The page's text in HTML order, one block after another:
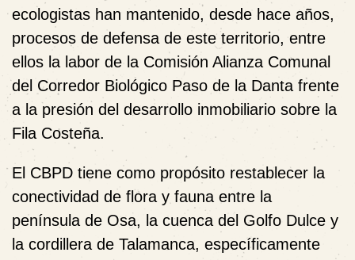
ecologistas han mantenido, desde hace años,
procesos de defensa de este territorio, entre
ellos la labor de la Comisión Alianza Comunal
del Corredor Biológico Paso de la Danta frente
a la presión del desarrollo inmobiliario sobre la
Fila Costeña.
El CBPD tiene como propósito restablecer la
conectividad de flora y fauna entre la
península de Osa, la cuenca del Golfo Dulce y
la cordillera de Talamanca, específicamente